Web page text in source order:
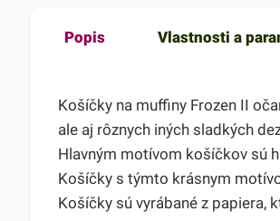
Popis Vlastnosti a
Košíčky na muffiny Frozen II
ale aj rôznych iných sladkých
Hlavným motívom košíčkov sú
Košíčky s týmto krásnym
Košíčky sú vyrábané z papiera,